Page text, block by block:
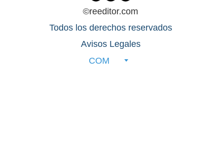
©reeditor.com
Todos los derechos reservados
Avisos Legales